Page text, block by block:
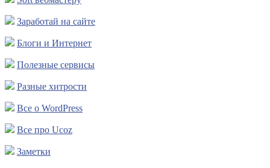
Заработай на сайте
Блоги и Интернет
Полезные сервисы
Разные хитрости
Все о WordPress
Все про Ucoz
Заметки